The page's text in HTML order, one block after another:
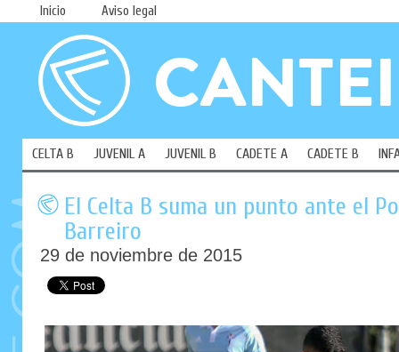
Inicio Aviso legal
CELTA B JUVENIL A JUVENIL B CADETE A CADETE B
El Celta B suma un punto ante el
Barreiro
29 de noviembre de 2015